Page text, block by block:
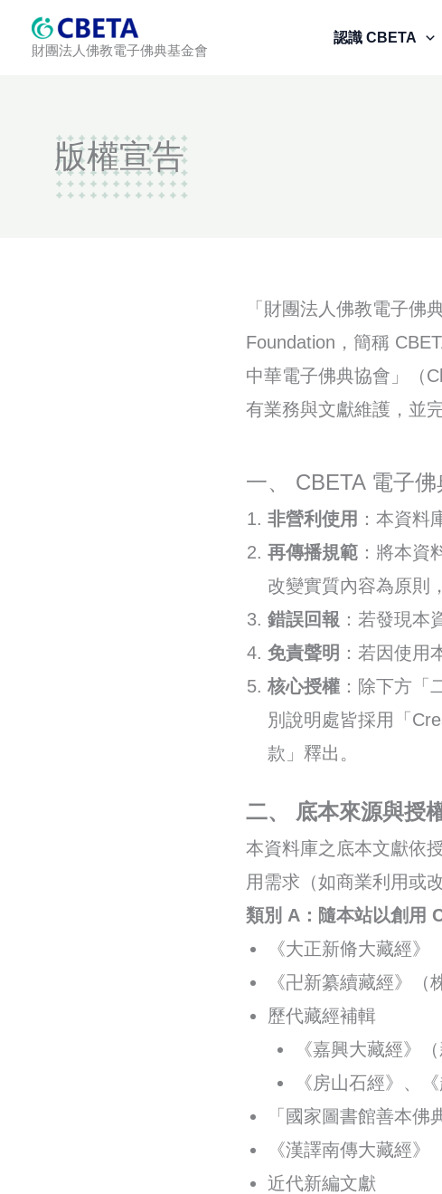
財團法人佛教電子佛典基金會
認識 CBETA
版權宣告
「財團法人佛教電子佛
Foundation，簡稱
中華電子佛典協會」（
有業務與文獻維護，並
一、 CBETA 電子
非營利使用 ：本資料
再傳播規範 ：將本
改變實質內容為原則
錯誤回報 ：若發現本
免責聲明 ：若因使用
核心授權 ：除下方
別說明處皆採用「
款」釋出。
二、 底本來源與授
本資料庫之底本文獻依
用需求（如商業利用或
類別 A：隨本站以創用
《大正新脩大藏經
《卍新纂續藏經》
歷代藏經補輯
《嘉興大藏經》
《房山石經》、
「國家圖書館善本佛
《漢譯南傳大藏經
近代新編文獻